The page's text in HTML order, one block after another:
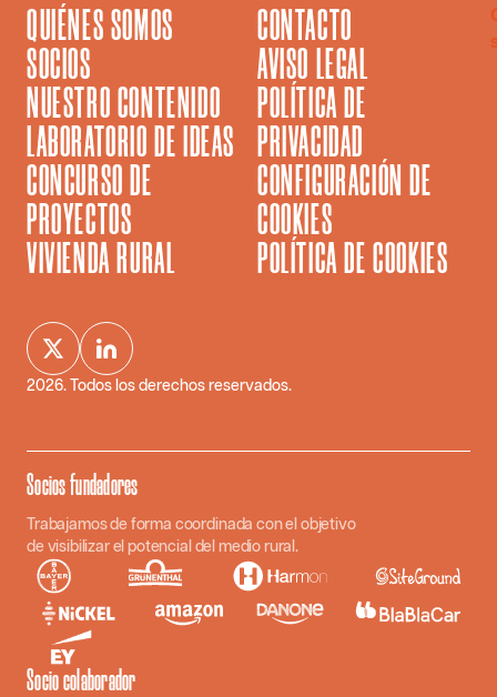
QUIÉNES SOMOS
SOCIOS
NUESTRO CONTENIDO
LABORATORIO DE IDEAS
CONCURSO DE
PROYECTOS
VIVIENDA RURAL
CONTACTO
AVISO LEGAL
POLÍTICA DE
PRIVACIDAD
CONFIGURACIÓN DE
COOKIES
POLÍTICA DE COOKIES
2026. Todos los derechos reservados.
Socios fundadores
Trabajamos de forma coordinada con el objetivo
de visibilizar el potencial del medio rural.
Socio colaborador